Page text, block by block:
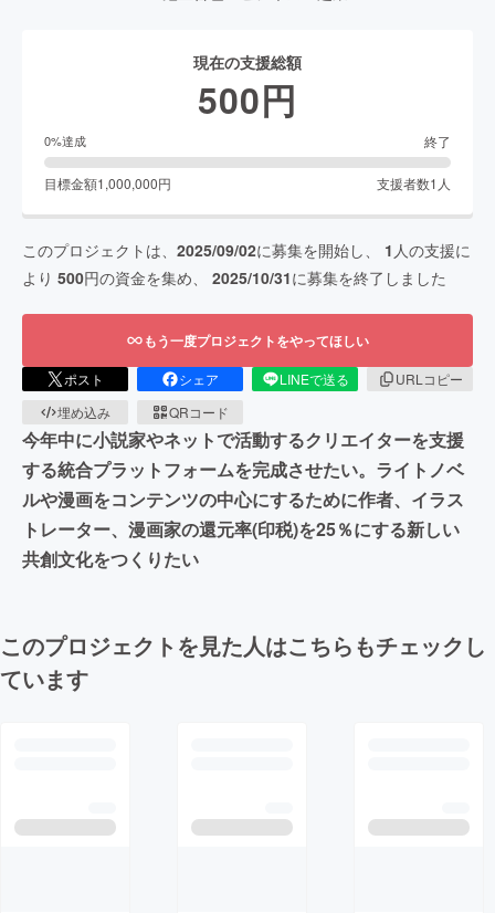
現在の支援総額
500円
0%達成 終了
目標金額1,000,000円 支援者数1 人
このプロジェクトは、 2025/09/02に募集を開始し、 1 人の支援に
より 500円の資金を集め、 2025/10/31に募集を終了しました
もう一度プロジェクトをやってほしい
ポスト シェア LINEで送る
URLコピー
埋め込み
QRコード
今年中に小説家やネットで活動するクリエイターを支援
する統合プラットフォームを完成させたい。ライトノベ
ルや漫画をコンテンツの中心にするために作者、イラス
トレーター、漫画家の還元率(印税)を25％にする新しい
共創文化をつくりたい
このプロジェクトを見た人はこちらもチェックし
ています